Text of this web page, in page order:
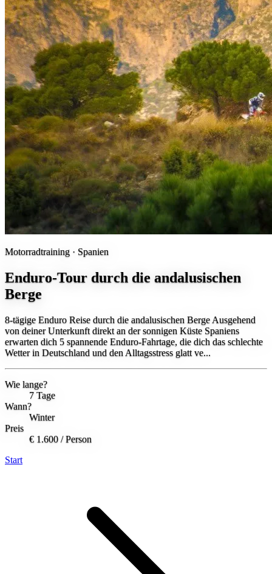
Motorradtraining · Spanien
Enduro-Tour durch die andalusischen
Berge
8-tägige Enduro Reise durch die andalusischen Berge Ausgehend
von deiner Unterkunft direkt an der sonnigen Küste Spaniens
erwarten dich 5 spannende Enduro-Fahrtage, die dich das schlechte
Wetter in Deutschland und den Alltagsstress glatt ve...
Wie lange?
7 Tage
Wann?
Winter
Preis
€ 1.600 / Person
Start